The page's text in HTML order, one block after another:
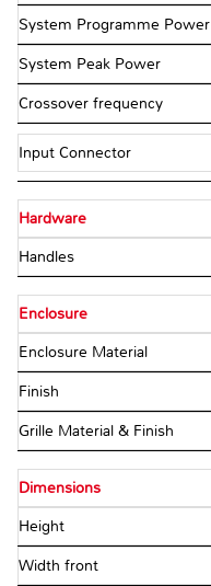
System Programme Power
System Peak Power
Crossover frequency
Input Connector
Hardware
Handles
Enclosure
Enclosure Material
Finish
Grille Material & Finish
Dimensions
Height
Width front